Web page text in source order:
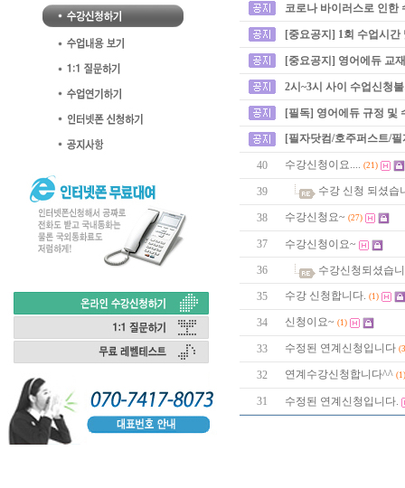
코로나 바이러스로 인한
[중요공지] 1회 수업시
[중요공지] 영어에듀 교
2시~3시 사이 수업신청
[필독] 영어에듀 규정 및
[필자닷컴/호주퍼스트/
40 수강신청이요.... (21)
39 수강 신청 되셨습
38 수강신청요~ (27)
37 수강신청이요~
36 수강신청되셨습
35 수강 신청합니다. (1)
34 신청이요~ (1)
33 수정된 연계신청입니다
32 연계수강신청합니다^^ (1)
31 수정된 연계신청입니다.